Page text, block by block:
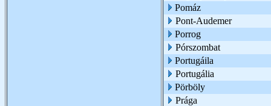
Pomáz
Pont-Audemer
Porrog
Pórszombat
Portugáila
Portugália
Pörböly
Prága